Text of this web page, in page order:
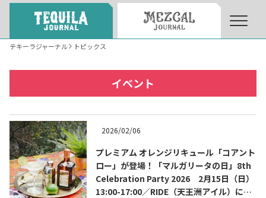
Topics List Events List
Contact
バー＆レストラン
テキーラジャーナル トピックス
イベント
2026/02/06
プレミアム オレンジリキュール「コアント
ロー」が登場！「マルガリータの日」8th
Celebration Party 2026 2月15日（日）
13:00-17:00／RIDE（天王洲アイル）にて